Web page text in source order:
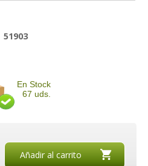
51903
En Stock
67 uds.
Añadir al carrito